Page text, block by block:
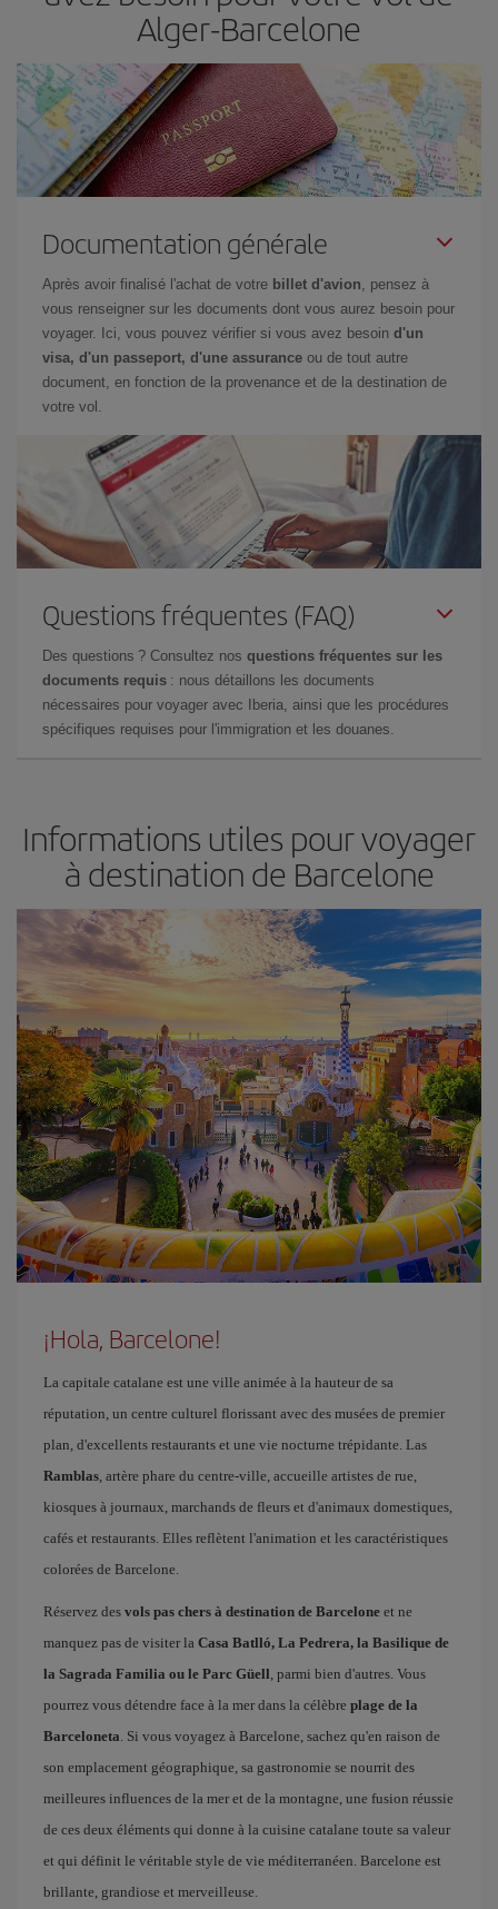
Alger-Barcelone
Documentation générale
Après avoir finalisé l'achat de votre billet d'avion, pensez à
vous renseigner sur les documents dont vous aurez besoin pour
voyager. Ici, vous pouvez vérifier si vous avez besoin d'un
visa, d'un passeport, d'une assurance ou de tout autre
document, en fonction de la provenance et de la destination de
votre vol.
Questions fréquentes (FAQ)
Des questions ? Consultez nos questions fréquentes sur les
documents requis : nous détaillons les documents
nécessaires pour voyager avec Iberia, ainsi que les procédures
spécifiques requises pour l'immigration et les douanes.
Informations utiles pour voyager
à destination de Barcelone
¡Hola, Barcelone!
La capitale catalane est une ville animée à la hauteur de sa
réputation, un centre culturel florissant avec des musées de premier
plan, d'excellents restaurants et une vie nocturne trépidante. Las
Ramblas, artère phare du centre-ville, accueille artistes de rue,
kiosques à journaux, marchands de fleurs et d'animaux domestiques,
cafés et restaurants. Elles reflètent l'animation et les caractéristiques
colorées de Barcelone.
Réservez des vols pas chers à destination de Barcelone et ne
manquez pas de visiter la Casa Batlló, La Pedrera, la Basilique de
la Sagrada Familia ou le Parc Güell, parmi bien d'autres. Vous
pourrez vous détendre face à la mer dans la célèbre plage de la
Barceloneta. Si vous voyagez à Barcelone, sachez qu'en raison de
son emplacement géographique, sa gastronomie se nourrit des
meilleures influences de la mer et de la montagne, une fusion réussie
de ces deux éléments qui donne à la cuisine catalane toute sa valeur
et qui définit le véritable style de vie méditerranéen. Barcelone est
brillante, grandiose et merveilleuse.